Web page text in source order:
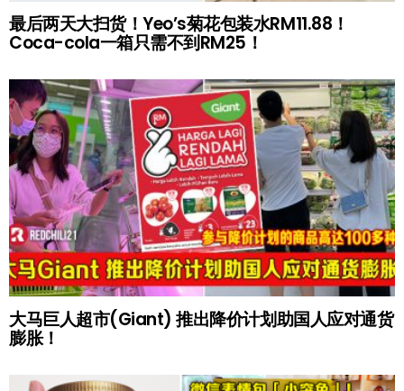
最后两天大扫货！Yeo’s菊花包装水RM11.88！
Coca-cola一箱只需不到RM25！
大马巨人超市(Giant) 推出降价计划助国人应对通货
膨胀！